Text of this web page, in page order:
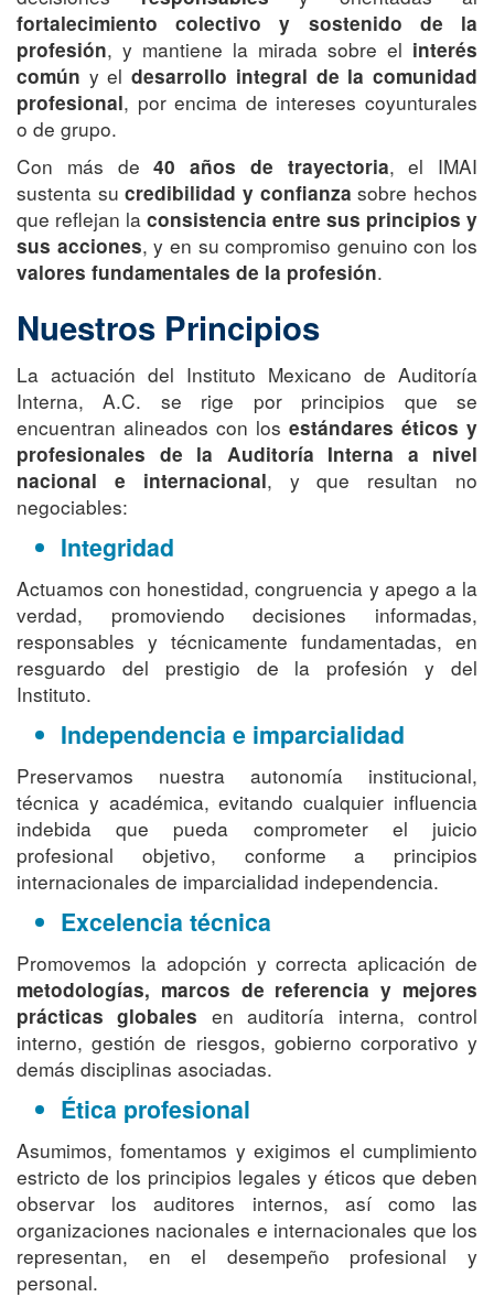
fortalecimiento colectivo y sostenido de la
profesión, y mantiene la mirada sobre el interés
común y eldesarrollo integral de la comunidad
profesional, por encima de intereses coyunturales
o de grupo.
Con más de40 años de trayectoria, el IMAI
sustenta sucredibilidad y confianza sobre hechos
que reflejan la consistencia entre sus principios y
sus acciones, y en su compromiso genuino con los
valores fundamentales de la profesión.
Nuestros Principios
La actuación del Instituto Mexicano de Auditoría
Interna, A.C. se rige por principios que se
encuentran alineados con los estándares éticos y
profesionales de la Auditoría Interna a nivel
nacional e internacional, y que resultan no
negociables:
Integridad
Actuamos con honestidad, congruencia y apego a la
verdad, promoviendo decisiones informadas,
responsables y técnicamente fundamentadas, en
resguardo del prestigio de la profesión y del
Instituto.
Independencia e imparcialidad
Preservamos nuestra autonomía institucional,
técnica y académica, evitando cualquier influencia
indebida que pueda comprometer el juicio
profesional objetivo, conforme a principios
internacionales de imparcialidad independencia.
Excelencia técnica
Promovemos la adopción y correcta aplicación de
metodologías, marcos de referencia y mejores
prácticas globales en auditoría interna, control
interno, gestión de riesgos, gobierno corporativo y
demás disciplinas asociadas.
Ética profesional
Asumimos, fomentamos y exigimos el cumplimiento
estricto de los principios legales y éticos que deben
observar los auditores internos, así como las
organizaciones nacionales e internacionales que los
representan, en el desempeño profesional y
personal.